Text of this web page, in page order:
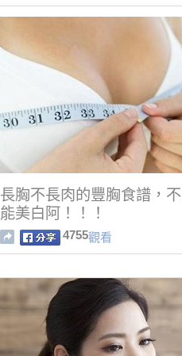
長胸不長肉的豐胸食譜，
能美白阿！！！
4755觀看